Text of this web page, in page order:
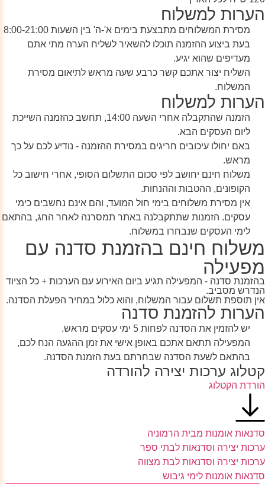
הערות למשלוח
מסירת המשלוחים מתבצעת בימים א'-ה' בין השעות 8:00-21:00
בעת ביצוע ההזמנה תוכלו להשאיר לשליח הערה מתי אתם
מעדיפים שהוא יגיע.
השליח יצור אתכם קשר כרבע שעה מראש לתיאום מסירת
המשלוח.
הערות למשלוח
הזמנה שהתקבלה אחרי השעה 14:00, תחשב כהזמנה השייכת
ליום העסקים הבא.
באם יחולו עיכובים חריגים במסירת ההזמנה - נודיע לכם על כך
מראש.
משלוח חינם יחושב לפי סכום התשלום הסופי, אחרי חישוב כל
הקופונים, ההטבות וההנחות.
אין מסירת משלוחים בימי חול המועד, והם אינם נחשבים כימי
עסקים. הזמנות שתתקבלנה באתר תמסרנה לאחר החג, בהתאם
לימי העסקים שנבחרו במשלוח.
משלוח חינם בהזמנת סדנה עם
מפעילה
בהזמנת סדנה - המפעילה תגיע ביום האירוע עם הערכות + כל הציוד
הנדרש מסביב.
אין תוספת תשלום עבור המשלוח, והוא כלול במחיר הפעלת הסדנה.
הערות להזמנת סדנה
יש להזמין את הסדנה לפחות 5 ימי עסקים מראש.
המפעילה תתאם אתכם באופן אישי את זמן ההגעה הנח לכם,
בהתאם לשעת הסדנה שבחרתם בעת הזמנת הסדנה.
קטלוג ערכות יצירה להורדה
הורדת הקטלוג
סדנאות אומנות מבית הרמוניה
ערכות יצירה וסדנאות לבתי ספר
ערכות יצירה וסדנאות לבת מצווה
סדנאות אומנות לימי גיבוש